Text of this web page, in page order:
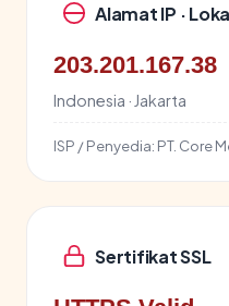
Alamat IP ·
203.201.167.38
Indonesia · Jakarta
ISP / Penyedia: PT. Core
Sertifikat SSL